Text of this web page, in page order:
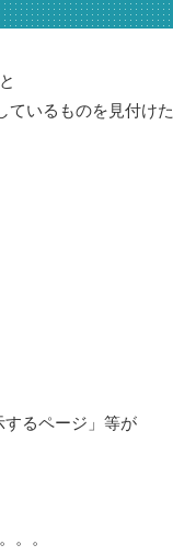
ているものを見付けた
るページ」等が
。。